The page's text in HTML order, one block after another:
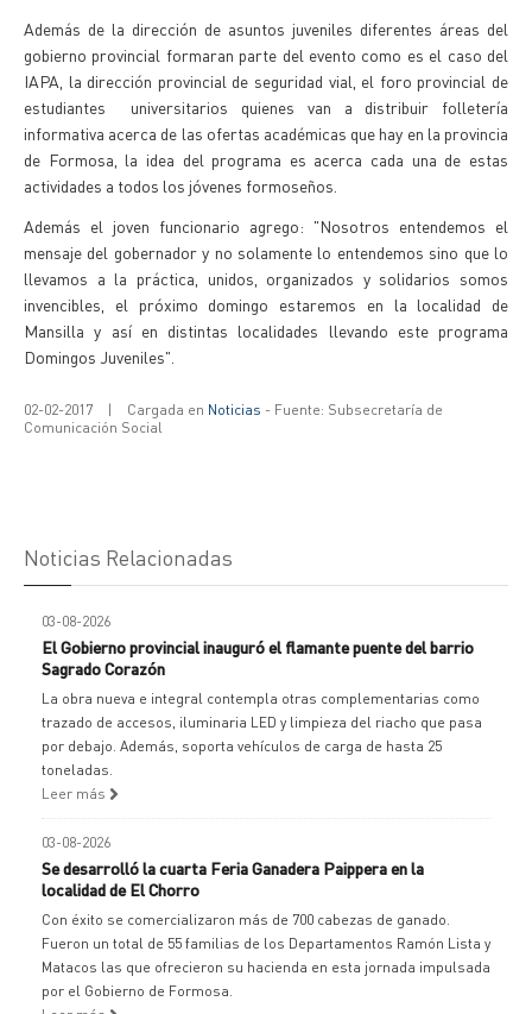
Además de la dirección de asuntos juveniles diferentes áreas del
gobierno provincial formaran parte del evento como es el caso del
IAPA, la dirección provincial de seguridad vial, el foro provincial de
estudiantes universitarios quienes van a distribuir folletería
informativa acerca de las ofertas académicas que hay en la provincia
de Formosa, la idea del programa es acerca cada una de estas
actividades a todos los jóvenes formoseños.
Además el joven funcionario agrego: "Nosotros entendemos el
mensaje del gobernador y no solamente lo entendemos sino que lo
llevamos a la práctica, unidos, organizados y solidarios somos
invencibles, el próximo domingo estaremos en la localidad de
Mansilla y así en distintas localidades llevando este programa
Domingos Juveniles".
02-02-2017 | Cargada en Noticias - Fuente: Subsecretaría de
Comunicación Social
Noticias Relacionadas
03-08-2026
El Gobierno provincial inauguró el flamante puente del barrio
Sagrado Corazón
La obra nueva e integral contempla otras complementarias como
trazado de accesos, iluminaria LED y limpieza del riacho que pasa
por debajo. Además, soporta vehículos de carga de hasta 25
toneladas.
Leer más
03-08-2026
Se desarrolló la cuarta Feria Ganadera Paippera en la
localidad de El Chorro
Con éxito se comercializaron más de 700 cabezas de ganado.
Fueron un total de 55 familias de los Departamentos Ramón Lista y
Matacos las que ofrecieron su hacienda en esta jornada impulsada
por el Gobierno de Formosa.